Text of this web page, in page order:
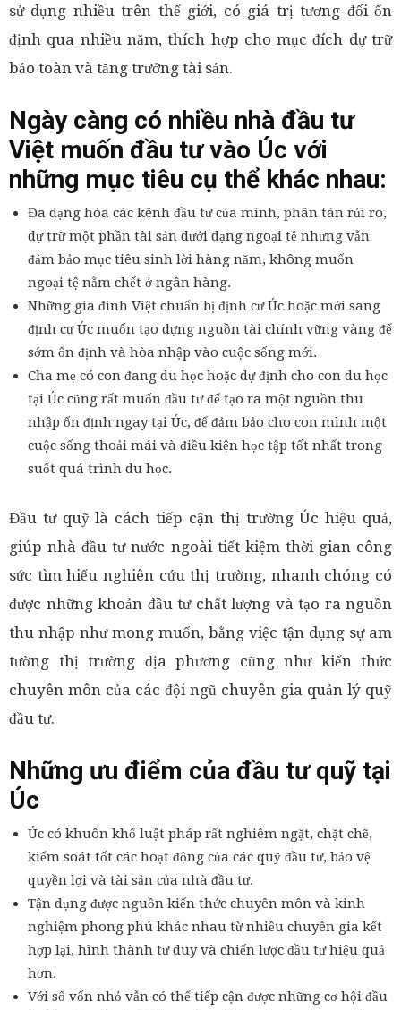
sử dụng nhiều trên thế giới, có giá trị tương đối ổn
định qua nhiều năm, thích hợp cho mục đích dự trữ
bảo toàn và tăng trưởng tài sản.
Ngày càng có nhiều nhà đầu tư
Việt muốn đầu tư vào Úc với
những mục tiêu cụ thể khác nhau:
Đa dạng hóa các kênh đầu tư của mình, phân tán rủi ro,
dự trữ một phần tài sản dưới dạng ngoại tệ nhưng vẫn
đảm bảo mục tiêu sinh lời hàng năm, không muốn
ngoại tệ nằm chết ở ngân hàng.
Những gia đình Việt chuẩn bị định cư Úc hoặc mới sang
định cư Úc muốn tạo dựng nguồn tài chính vững vàng để
sớm ổn định và hòa nhập vào cuộc sống mới.
Cha mẹ có con đang du học hoặc dự định cho con du học
tại Úc cũng rất muốn đầu tư để tạo ra một nguồn thu
nhập ổn định ngay tại Úc, để đảm bảo cho con mình một
cuộc sống thoải mái và điều kiện học tập tốt nhất trong
suốt quá trình du học.
Đầu tư quỹ là cách tiếp cận thị trường Úc hiệu quả,
giúp nhà đầu tư nước ngoài tiết kiệm thời gian công
sức tìm hiểu nghiên cứu thị trường, nhanh chóng có
được những khoản đầu tư chất lượng và tạo ra nguồn
thu nhập như mong muốn, bằng việc tận dụng sự am
tường thị trường địa phương cũng như kiến thức
chuyên môn của các đội ngũ chuyên gia quản lý quỹ
đầu tư.
Những ưu điểm của đầu tư quỹ tại
Úc
Úc có khuôn khổ luật pháp rất nghiêm ngặt, chặt chẽ,
kiểm soát tốt các hoạt động của các quỹ đầu tư, bảo vệ
quyền lợi và tài sản của nhà đầu tư.
Tận dụng được nguồn kiến thức chuyên môn và kinh
nghiệm phong phú khác nhau từ nhiều chuyên gia kết
hợp lại, hình thành tư duy và chiến lược đầu tư hiệu quả
hơn.
Với số vốn nhỏ vẫn có thể tiếp cận được những cơ hội đầu